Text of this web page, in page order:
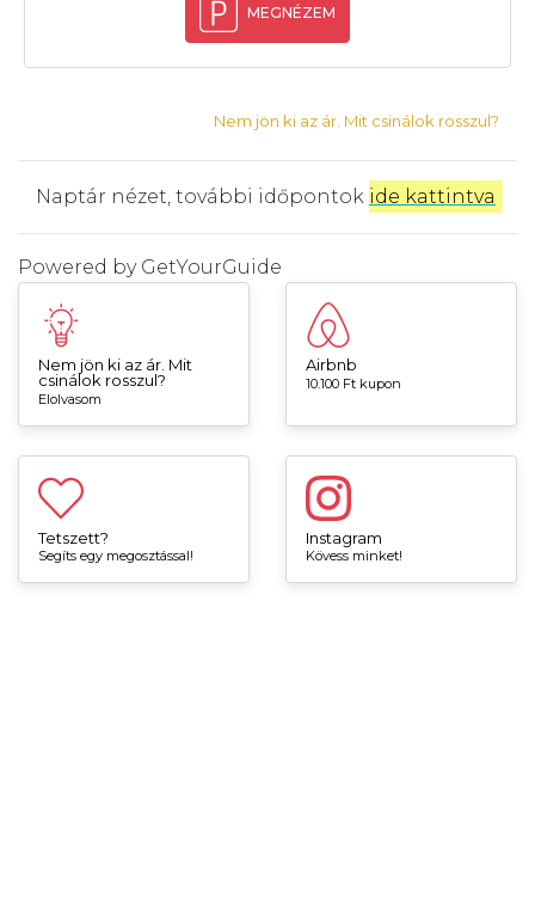
MEGNÉZEM
Nem jön ki az ár. Mit csinálok rosszul?
Naptár nézet, további időpontok ide kattintva
Powered by GetYourGuide
Nem jön ki az ár. Mit
csinálok rosszul?
Elolvasom
Airbnb
10.100 Ft kupon
Tetszett?
Segíts egy megosztással!
Instagram
Kövess minket!